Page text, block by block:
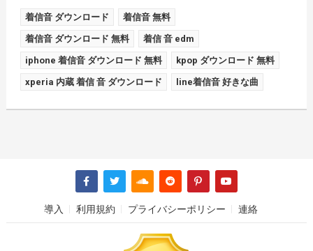
着信音 ダウンロード 着信音 無料
着信音 ダウンロード 無料 着信 音 edm
iphone 着信音 ダウンロード 無料 kpop ダウンロード 無料
xperia 内蔵 着信 音 ダウンロード line着信音 好きな曲
導入 利用規約 プライバシーポリシー 連絡